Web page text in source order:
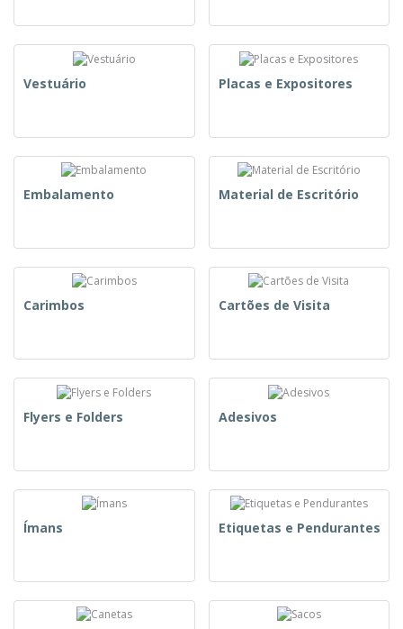
Vestuário Placas e Expositores
Embalamento Material de Escritório
Carimbos Cartões de Visita
Flyers e Folders Adesivos
Ímans Etiquetas e Pendurantes